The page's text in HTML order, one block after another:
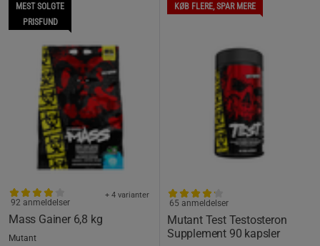
MEST SOLGTE
PRISFUND
Mass Gainer 6,8 kg
+ 4 varianter
92 anmeldelser
Mutant
KØB FLERE, SPAR MERE
Mutant Test Testosteron
Supplement 90 kapsler
65 anmeldelser